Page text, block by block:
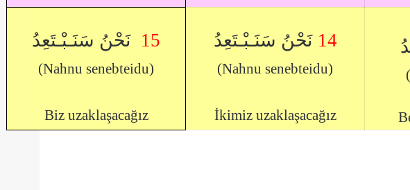
نَحْنُ سَنَـبْـتَعِدُ 15
(Nahnu senebteidu)
Biz uzaklaşacağız
نَحْنُ سَنَـبْـتَعِدُ14
(Nahnu senebteidu)
İkimiz uzaklaşacağız